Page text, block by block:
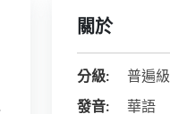
關於
分級: 普遍級
發音: 華語